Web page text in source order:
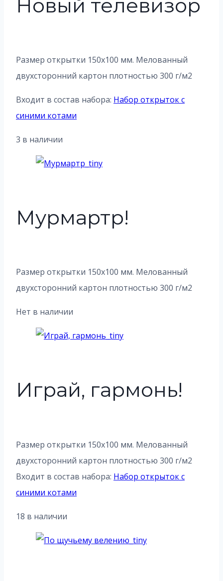
Новый телевизор
Размер открытки 150х100 мм. Мелованный
двухсторонний картон плотностью 300 г/м2
Входит в состав набора: Набор открыток с
синими котами
3 в наличии
Мурмартр!
Размер открытки 150х100 мм. Мелованный
двухсторонний картон плотностью 300 г/м2
Нет в наличии
Играй, гармонь!
Размер открытки 150х100 мм. Мелованный
двухсторонний картон плотностью 300 г/м2
Входит в состав набора: Набор открыток с
синими котами
18 в наличии